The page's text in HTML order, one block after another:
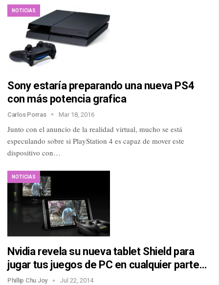
NOTICIAS
Sony estaría preparando una nueva PS4
con más potencia grafica
Carlos Porras Mar 18, 2016
Junto con el anuncio de la realidad virtual, mucho se está
especulando sobre si PlayStation 4 es capaz de mover este
dispositivo con…
NOTICIAS
Nvidia revela su nueva tablet Shield para
jugar tus juegos de PC en cualquier parte…
Phillip Chu Joy Jul 22, 2014